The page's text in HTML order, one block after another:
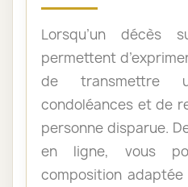
Lorsqu’un décès
permettent
de transmettre
condoléances et de
personne disparue.
en ligne, vous
composition